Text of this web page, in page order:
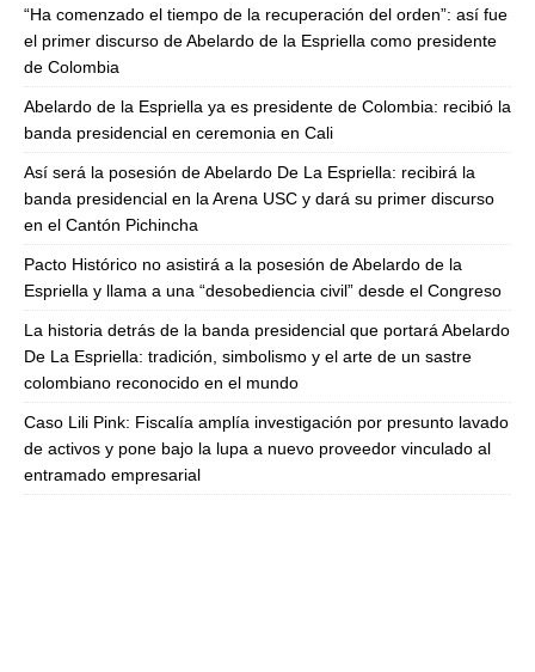
“Ha comenzado el tiempo de la recuperación del orden”: así fue
el primer discurso de Abelardo de la Espriella como presidente
de Colombia
Abelardo de la Espriella ya es presidente de Colombia: recibió la
banda presidencial en ceremonia en Cali
Así será la posesión de Abelardo De La Espriella: recibirá la
banda presidencial en la Arena USC y dará su primer discurso
en el Cantón Pichincha
Pacto Histórico no asistirá a la posesión de Abelardo de la
Espriella y llama a una “desobediencia civil” desde el Congreso
La historia detrás de la banda presidencial que portará Abelardo
De La Espriella: tradición, simbolismo y el arte de un sastre
colombiano reconocido en el mundo
Caso Lili Pink: Fiscalía amplía investigación por presunto lavado
de activos y pone bajo la lupa a nuevo proveedor vinculado al
entramado empresarial